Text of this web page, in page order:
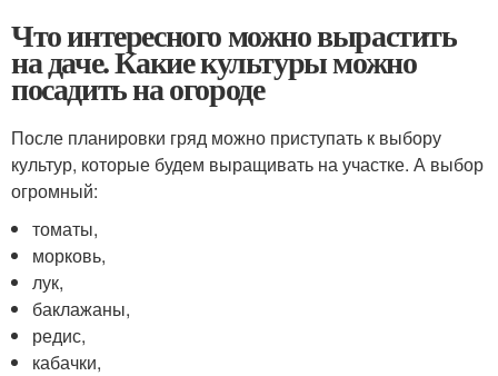
Что интересного можно вырастить
на даче. Какие культуры можно
посадить на огороде
После планировки гряд можно приступать к выбору
культур, которые будем выращивать на участке. А выбор
огромный:
томаты,
морковь,
лук,
баклажаны,
редис,
кабачки,